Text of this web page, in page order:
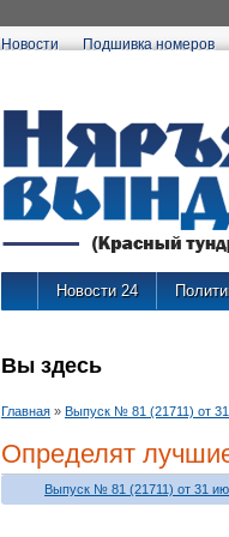
Новости Подшивка номеров
Новости 24
Вы здесь
Главная » Выпуск № 81 (21711) от 31
Определят
Выпуск № 81 (21711) от 31